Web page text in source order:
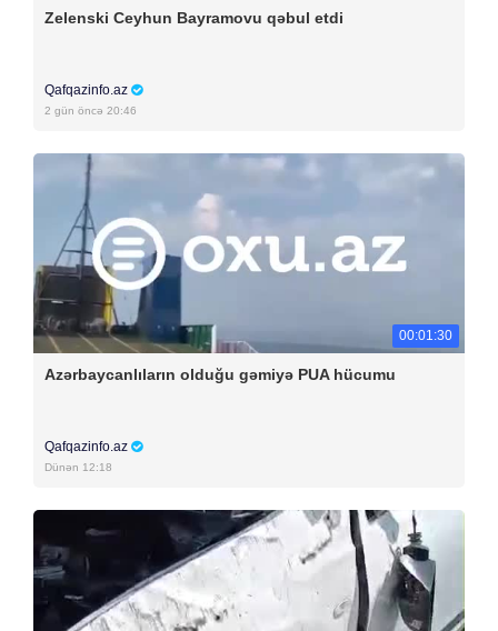
Zelenski Ceyhun Bayramovu qəbul etdi
Qafqazinfo.az
2 gün öncə 20:46
00:01:30
Azərbaycanlıların olduğu gəmiyə PUA hücumu
Qafqazinfo.az
Dünən 12:18